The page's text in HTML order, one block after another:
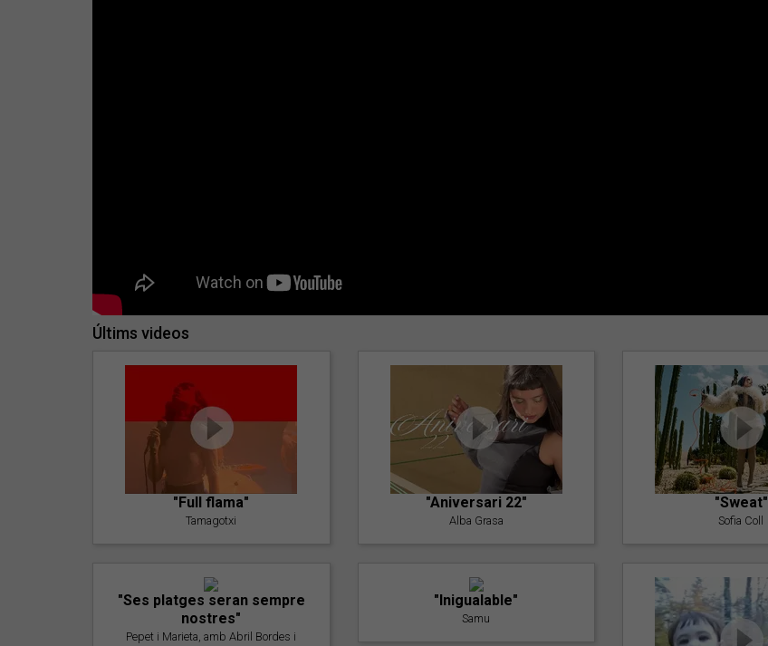
Últims videos
"Full flama"
Tamagotxi
"Aniversari 22"
Alba Grasa
"Sweat"
Sofia Coll
"Ses platges seran sempre
nostres"
Pepet i Marieta, amb Abril Bordes i
"Inigualable"
Samu